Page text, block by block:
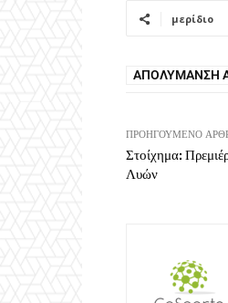
μερίδιο
ΑΠΟΛΎΜΑΝΣΗ
ΠΡΟΗΓΟΎΜΕΝΟ
Στοίχημα:
Λυών